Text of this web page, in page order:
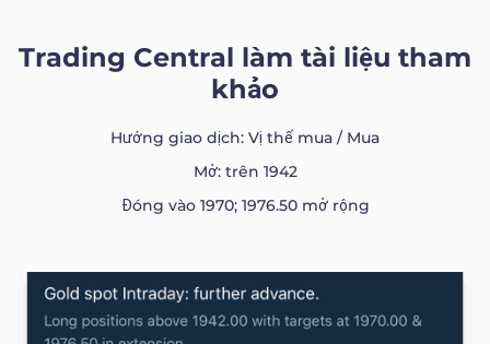
Trading Central làm tài liệu tham
khảo
Hướng giao dịch: Vị thế mua / Mua
Mở: trên 1942
Đóng vào 1970; 1976.50 mở rộng